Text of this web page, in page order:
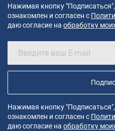
Нажимая кнопку
ознакомлен и согласен с
даю согласие на обработку
Нажимая кнопку
ознакомлен и согласен с
даю согласие на обработку